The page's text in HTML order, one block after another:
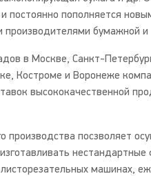
постоянно пополняется
бумажной и
в Москве, Санкт-
Костроме и Воронеже
высококачественной
производства посзволяет
машинах,